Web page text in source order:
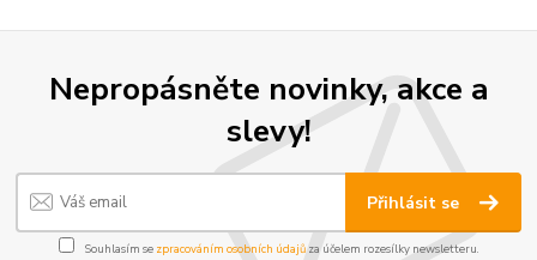
Nepropásněte novinky, akce a
slevy!
Přihlásit se
Souhlasím se zpracováním osobních údajůza účelem rozesílky newsletteru.